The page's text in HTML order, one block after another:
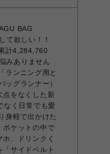
BAG
て欲しい！！
計4,284,760
みありません
ランニング用と
グランナー）
点をなくした新
なく日常でも愛
身軽で出かけた
ポケットの中で
、ドリンクく
サイドベルト